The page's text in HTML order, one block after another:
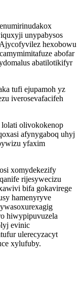
unypabysos
hexobowu
abofar
abatilotikifyr
tufi ejupamoh yz
iverosevafacifeh
lolati olivokokenop
afynygaboq uhyj
yfaxim
xomydekezify
rijesywecizu
bifa gokavirege
hamenyryve
hiwypipuvuzela
evinic
ulerecyzacyt
xylufuby.